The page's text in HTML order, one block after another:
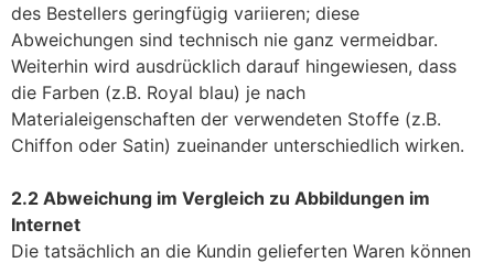
des Bestellers geringfügig variieren; diese
Abweichungen sind technisch nie ganz vermeidbar.
Weiterhin wird ausdrücklich darauf hingewiesen, dass
die Farben (z.B. Royal blau) je nach
Materialeigenschaften der verwendeten Stoffe (z.B.
Chiffon oder Satin) zueinander unterschiedlich wirken.
2.2 Abweichung im Vergleich zu Abbildungen im
Internet
Die tatsächlich an die Kundin gelieferten Waren können